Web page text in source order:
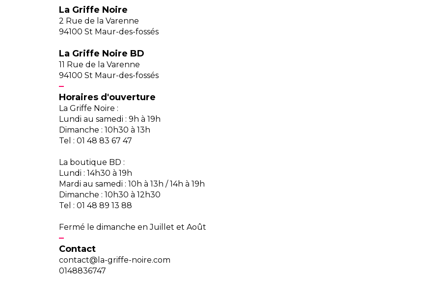
La Griffe Noire
2 Rue de la Varenne
94100 St Maur-des-fossés
La Griffe Noire BD
11 Rue de la Varenne
94100 St Maur-des-fossés
Horaires d'ouverture
La Griffe Noire :
Lundi au samedi : 9h à 19h
Dimanche : 10h30 à 13h
Tel : 01 48 83 67 47
La boutique BD :
Lundi : 14h30 à 19h
Mardi au samedi : 10h à 13h / 14h à 19h
Dimanche : 10h30 à 12h30
Tel : 01 48 89 13 88
Fermé le dimanche en Juillet et Août
Contact
contact@la-griffe-noire.com
0148836747